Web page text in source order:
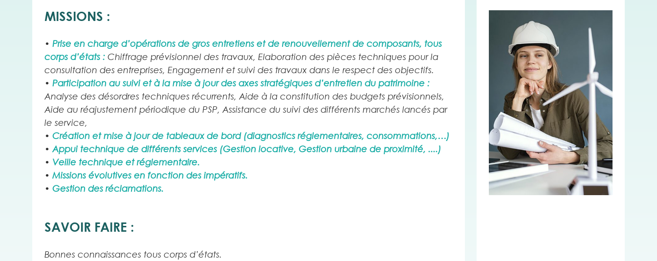
MISSIONS :
• Prise en charge d’opérations de gros entretiens et de renouvellement de composants, tous
corps d’états : Chiffrage prévisionnel des travaux, Elaboration des pièces techniques pour la
consultation des entreprises, Engagement et suivi des travaux dans le respect des objectifs.
• Participation au suivi et à la mise à jour des axes stratégiques d’entretien du patrimoine :
Analyse des désordres techniques récurrents, Aide à la constitution des budgets prévisionnels,
Aide au réajustement périodique du PSP, Assistance du suivi des différents marchés lancés par
le service,
• Création et mise à jour de tableaux de bord (diagnostics réglementaires, consommations,…)
• Appui technique de différents services (Gestion locative, Gestion urbaine de proximité, ....)
• Veille technique et réglementaire.
• Missions évolutives en fonction des impératifs.
• Gestion des réclamations.
SAVOIR FAIRE :
Bonnes connaissances tous corps d’états.